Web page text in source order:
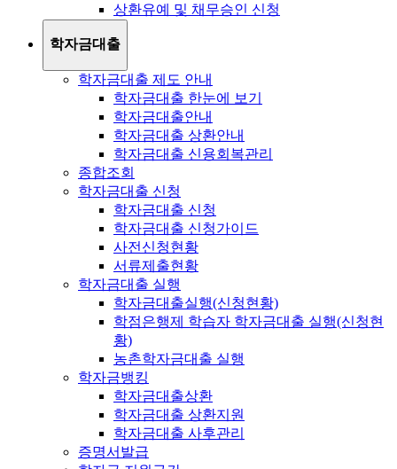
상환유예 및 채무승인 신청
학자금대출
학자금대출 제도 안내
학자금대출 한눈에 보기
학자금대출안내
학자금대출 상환안내
학자금대출 신용회복관리
종합조회
학자금대출 신청
학자금대출 신청
학자금대출 신청가이드
사전신청현황
서류제출현황
학자금대출 실행
학자금대출실행(신청현황)
학점은행제 학습자 학자금대출 실행(신청현
황)
농촌학자금대출 실행
학자금뱅킹
학자금대출상환
학자금대출 상환지원
학자금대출 사후관리
증명서발급